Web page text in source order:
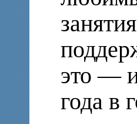
это —
года в